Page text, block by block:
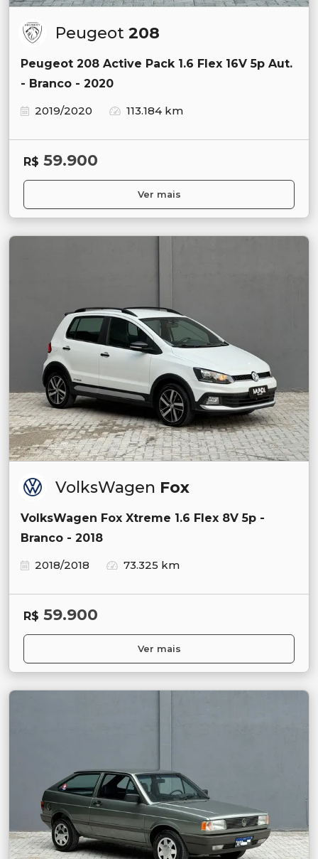
Peugeot 208
Peugeot 208 Active Pack 1.6 Flex 16V 5p Aut.
- Branco - 2020
2019/2020
113.184 km
R$ 59.900
Ver mais
VolksWagen Fox
VolksWagen Fox Xtreme 1.6 Flex 8V 5p -
Branco - 2018
2018/2018
73.325 km
R$ 59.900
Ver mais